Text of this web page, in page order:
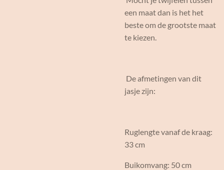
een maat dan is het het
beste om de grootste maat
te kiezen.
De afmetingen van dit
jasje zijn:
Ruglengte vanaf de kraag:
33 cm
Buikomvang: 50 cm